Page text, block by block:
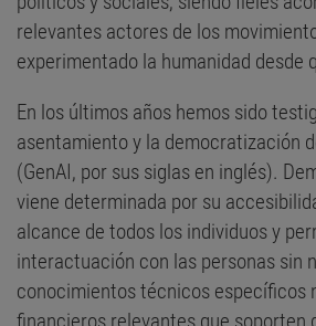
relevantes actores de los
experimentado la humanidad desde
En los últimos años hemos sido
asentamiento y la democratización
(GenAI, por sus siglas en inglés).
viene determinada por su
alcance de todos los individuos y
interactuación con las personas sin
conocimientos técnicos específicos
financieros relevantes que soporten